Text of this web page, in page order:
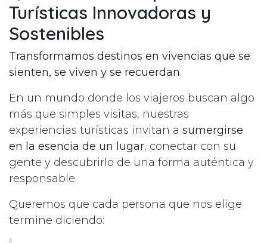
Turísticas Innovadoras y
Sostenibles
Transformamos destinos en vivencias que se
sienten, se viven y se recuerdan.
En un mundo donde los viajeros buscan algo
más que simples visitas, nuestras
experiencias turísticas invitan a sumergirse
en la esencia de un lugar, conectar con su
gente y descubrirlo de una forma auténtica y
responsable.
Queremos que cada persona que nos elige
termine diciendo: